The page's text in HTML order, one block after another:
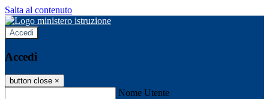
Salta al contenuto
Accedi
Accedi
button close ×
Nome Utente